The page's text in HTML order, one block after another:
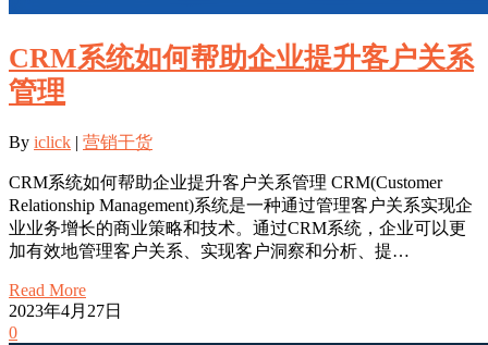
CRM系统如何帮助企业提升客户关系
管理
By iclick | 营销干货
CRM系统如何帮助企业提升客户关系管理 CRM(Customer
Relationship Management)系统是一种通过管理客户关系实现企
业业务增长的商业策略和技术。通过CRM系统，企业可以更
加有效地管理客户关系、实现客户洞察和分析、提…
Read More
2023年4月27日
0